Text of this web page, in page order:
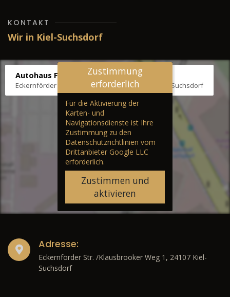
KONTAKT
Wir in Kiel-Suchsdorf
Autohaus Fräter
Eckernförder Str. /Klausbrooker Weg 1, 24107 Kiel-Suchsdorf
Zustimmung
erforderlich
Für die Aktivierung der
Karten- und
Navigationsdienste ist Ihre
Zustimmung zu den
Datenschutzrichtlinien vom
Drittanbieter Google LLC
erforderlich.
Zustimmen und
aktivieren
Adresse:
Eckernförder Str. /Klausbrooker Weg 1, 24107 Kiel-
Suchsdorf